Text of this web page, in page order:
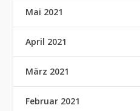
Mai 2021
April 2021
März 2021
Februar 2021